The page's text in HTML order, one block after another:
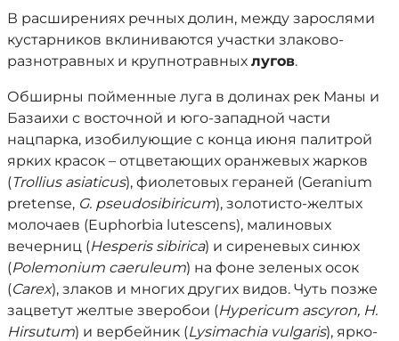
В расширениях речных долин, между зарослями
кустарников вклиниваются участки злаково-
разнотравных и крупнотравных лугов.
Обширны пойменные луга в долинах рек Маны и
Базаихи с восточной и юго-западной части
нацпарка, изобилующие с конца июня палитрой
ярких красок – отцветающих оранжевых жарков
(Trollius asiaticus), фиолетовых гераней (Geranium
pretense, G. pseudosibiricum), золотисто-желтых
молочаев (Euphorbia lutescens), малиновых
вечерниц (Hesperis sibirica) и сиреневых синюх
(Polemonium caeruleum) на фоне зеленых осок
(Carex), злаков и многих других видов. Чуть позже
зацветут желтые зверобои (Hypericum ascyron, H.
Hirsutum) и вербейник (Lysimachia vulgaris), ярко-